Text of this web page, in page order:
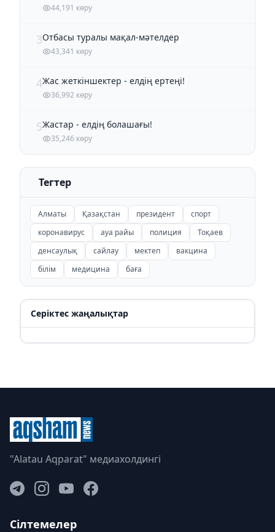
44,191 көру
3Отбасы туралы мақал-мәтелдер
43,341 көру
4Жас жеткіншектер - елдің ертеңі!
36,992 көру
5Жастар - елдің болашағы!
35,246 көру
Тегтер
Алматы Қазақстан президент
спорт
коронавирус
ауа райы полиция
Тоқаев
денсаулық
сайлау мектеп
вакцина
білім
медицина баға
Серіктес жаңалықтар
"Alatau Aqparat" медиахолдингі
Сілтемелер